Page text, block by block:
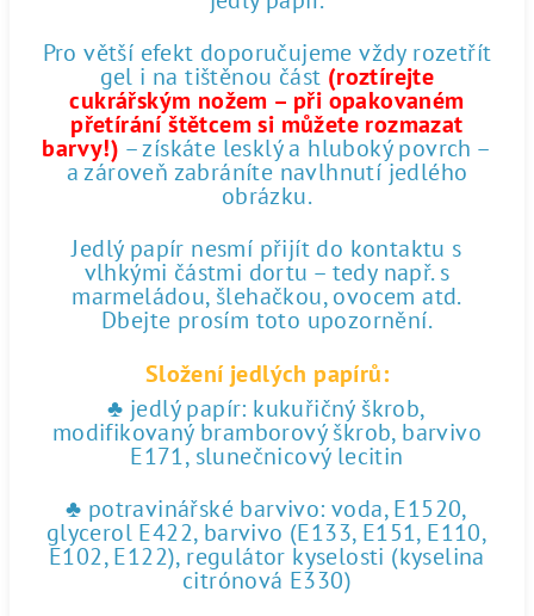
Pro větší efekt doporučujeme vždy rozetřít
gel i na tištěnou část (roztírejte
cukrářským nožem – při opakovaném
přetírání štětcem si můžete rozmazat
barvy!) – získáte lesklý a hluboký povrch –
a zároveň zabráníte navlhnutí jedlého
obrázku.
Jedlý papír nesmí přijít do kontaktu s
vlhkými částmi dortu – tedy např. s
marmeládou, šlehačkou, ovocem atd.
Dbejte prosím toto upozornění.
Složení jedlých papírů:
♣ jedlý papír: kukuřičný škrob,
modifikovaný bramborový škrob, barvivo
E171, slunečnicový lecitin
♣ potravinářské barvivo: voda, E1520,
glycerol E422, barvivo (E133, E151, E110,
E102, E122), regulátor kyselosti (kyselina
citrónová E330)